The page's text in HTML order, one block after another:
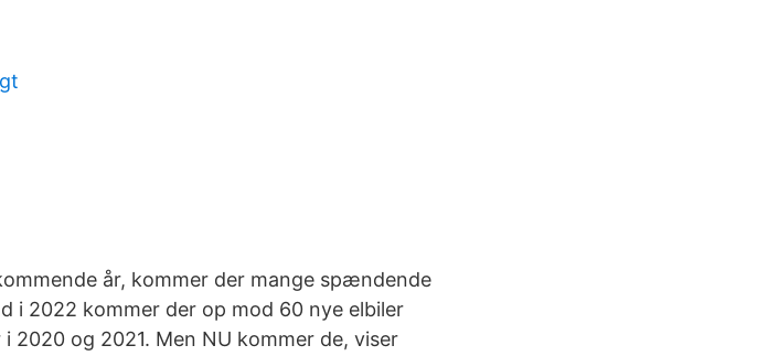
år, kommer der mange spændende
i 2022 kommer der op mod 60 nye elbiler
2020 og 2021. Men NU kommer de, viser